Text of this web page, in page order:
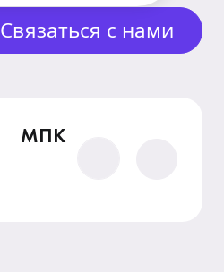
Связаться с нами
МПК